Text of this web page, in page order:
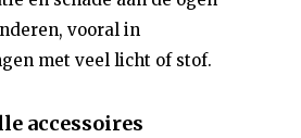
vooral in
met veel licht of stof.
accessoires